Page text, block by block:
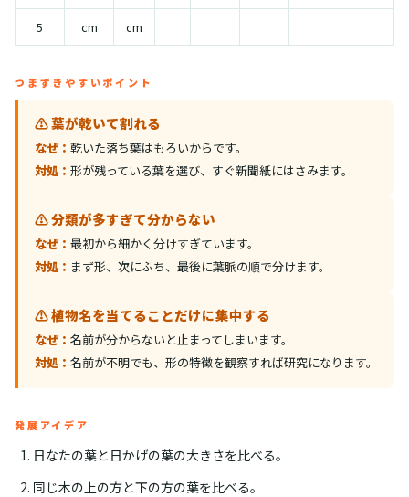
5 cm cm
つまずきやすいポイント
⚠️ 葉が乾いて割れる
なぜ： 乾いた落ち葉はもろいからです。
対処： 形が残っている葉を選び、すぐ新聞紙にはさみます。
⚠️ 分類が多すぎて分からない
なぜ： 最初から細かく分けすぎています。
対処： まず形、次にふち、最後に葉脈の順で分けます。
⚠️ 植物名を当てることだけに集中する
なぜ： 名前が分からないと止まってしまいます。
対処： 名前が不明でも、形の特徴を観察すれば研究になります。
発展アイデア
日なたの葉と日かげの葉の大きさを比べる。
同じ木の上の方と下の方の葉を比べる。